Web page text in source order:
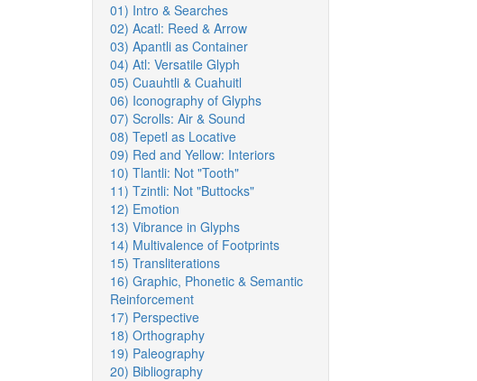
01) Intro & Searches
02) Acatl: Reed & Arrow
03) Apantli as Container
04) Atl: Versatile Glyph
05) Cuauhtli & Cuahuitl
06) Iconography of Glyphs
07) Scrolls: Air & Sound
08) Tepetl as Locative
09) Red and Yellow: Interiors
10) Tlantli: Not "Tooth"
11) Tzintli: Not "Buttocks"
12) Emotion
13) Vibrance in Glyphs
14) Multivalence of Footprints
15) Transliterations
16) Graphic, Phonetic & Semantic
Reinforcement
17) Perspective
18) Orthography
19) Paleography
20) Bibliography